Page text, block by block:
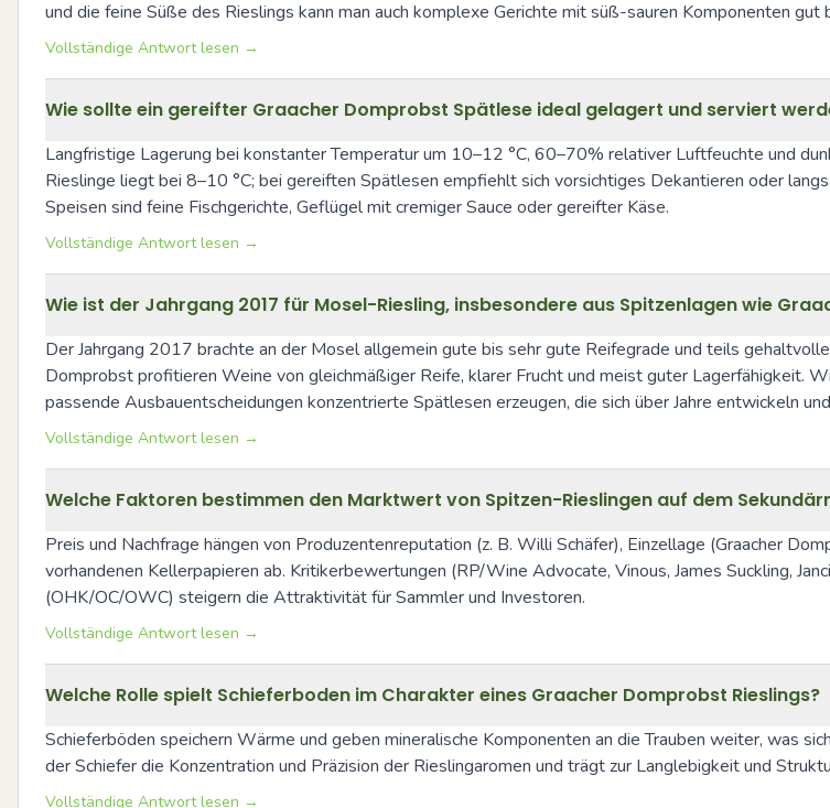
und die feine Süße des Rieslings kann man auch komplexe Gerichte mit süß-sauren Komponenten gut
Vollständige Antwort lesen →
Wie sollte ein gereifter Graacher Domprobst Spätlese ideal gelagert und serviert
Langfristige Lagerung bei konstanter Temperatur um 10–12 °C, 60–70% relativer Luftfeuchte und
Rieslinge liegt bei 8–10 °C; bei gereiften Spätlesen empfiehlt sich vorsichtiges Dekantieren oder
Speisen sind feine Fischgerichte, Geflügel mit cremiger Sauce oder gereifter Käse.
Vollständige Antwort lesen →
Wie ist der Jahrgang 2017 für Mosel-Riesling, insbesondere aus Spitzenlagen wie
Der Jahrgang 2017 brachte an der Mosel allgemein gute bis sehr gute Reifegrade und teils
Domprobst profitieren Weine von gleichmäßiger Reife, klarer Frucht und meist guter Lagerfähigkeit.
passende Ausbauentscheidungen konzentrierte Spätlesen erzeugen, die sich über Jahre entwickeln
Vollständige Antwort lesen →
Welche Faktoren bestimmen den Marktwert von Spitzen-Rieslingen auf dem
Preis und Nachfrage hängen von Produzentenreputation (z. B. Willi Schäfer), Einzellage (Graacher
vorhandenen Kellerpapieren ab. Kritikerbewertungen (RP/Wine Advocate, Vinous, James Suckling,
(OHK/OC/OWC) steigern die Attraktivität für Sammler und Investoren.
Vollständige Antwort lesen →
Welche Rolle spielt Schieferboden im Charakter eines Graacher Domprobst Rieslings?
Schieferböden speichern Wärme und geben mineralische Komponenten an die Trauben weiter, was
der Schiefer die Konzentration und Präzision der Rieslingaromen und trägt zur Langlebigkeit und
Vollständige Antwort lesen →